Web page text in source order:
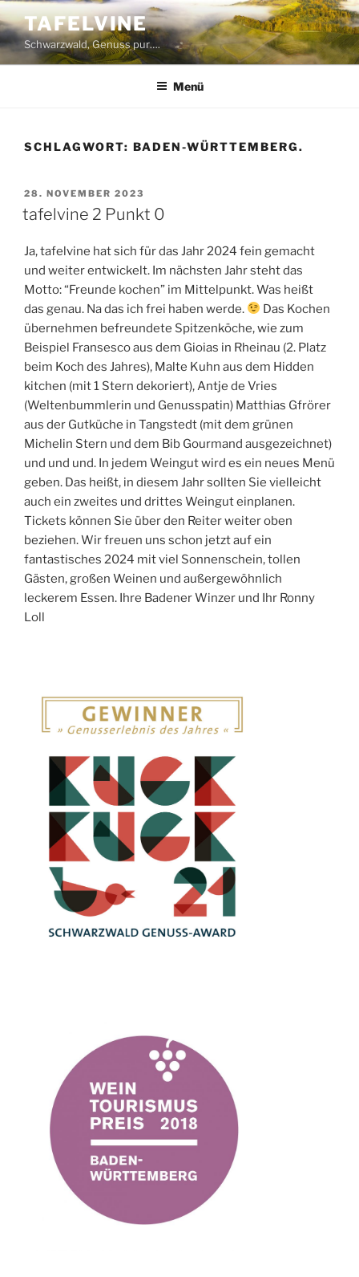
Zum
Inhalt
springen
TAFELVINE
Schwarzwald, Genuss pur….
Menü
SCHLAGWORT: BADEN-WÜRTTEMBERG.
VERÖFFENTLICHT
AM
28. NOVEMBER 2023
tafelvine 2 Punkt 0
Ja, tafelvine hat sich für das Jahr 2024 fein gemacht
und weiter entwickelt. Im nächsten Jahr steht das
Motto: “Freunde kochen” im Mittelpunkt. Was heißt
das genau. Na das ich frei haben werde.
Das Kochen
übernehmen befreundete Spitzenköche, wie zum
Beispiel Fransesco aus dem Gioias in Rheinau (2. Platz
beim Koch des Jahres), Malte Kuhn aus dem Hidden
kitchen (mit 1 Stern dekoriert), Antje de Vries
(Weltenbummlerin und Genusspatin) Matthias Gfrörer
aus der Gutküche in Tangstedt (mit dem grünen
Michelin Stern und dem Bib Gourmand ausgezeichnet)
und und und. In jedem Weingut wird es ein neues Menü
geben. Das heißt, in diesem Jahr sollten Sie vielleicht
auch ein zweites und drittes Weingut einplanen.
Tickets können Sie über den Reiter weiter oben
beziehen. Wir freuen uns schon jetzt auf ein
fantastisches 2024 mit viel Sonnenschein, tollen
Gästen, großen Weinen und außergewöhnlich
leckerem Essen. Ihre Badener Winzer und Ihr Ronny
Loll